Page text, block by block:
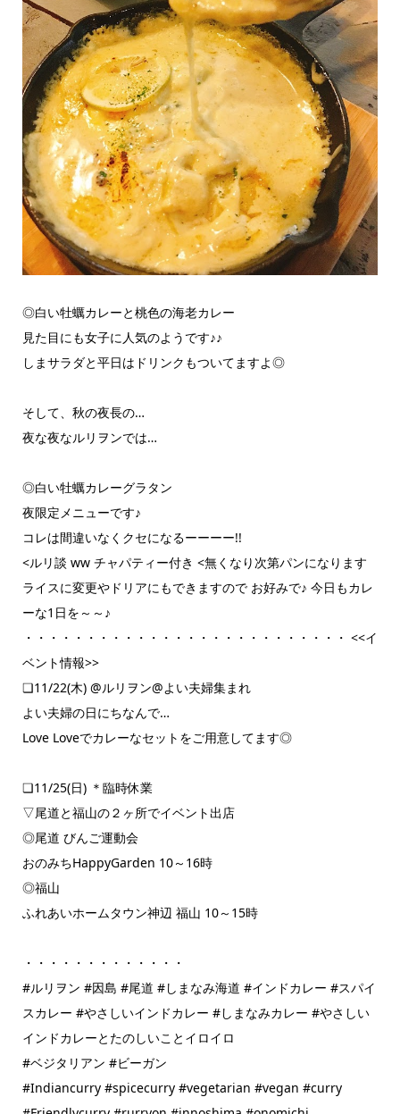
◎白い牡蠣カレーと桃色の海老カレー
見た目にも女子に人気のようです♪♪
しまサラダと平日はドリンクもついてますよ◎
そして、秋の夜長の…
夜な夜なルリヲンでは…
◎白い牡蠣カレーグラタン
夜限定メニューです♪
コレは間違いなくクセになるーーーー!!
<ルリ談 ww チャパティー付き <無くなり次第パンになります
ライスに変更やドリアにもできますので お好みで♪ 今日もカレ
ーな1日を～～♪
・・・・・・・・・・・・・・・・・・・・・・・・・・ <<イ
ベント情報>>
❏11/22(木) @ルリヲン@よい夫婦集まれ
よい夫婦の日にちなんで…
Love Loveでカレーなセットをご用意してます◎
❏11/25(日) ＊臨時休業
▽尾道と福山の２ヶ所でイベント出店
◎尾道 びんご運動会
おのみちHappyGarden 10～16時
◎福山
ふれあいホームタウン神辺 福山 10～15時
・・・・・・・・・・・・・
#ルリヲン #因島 #尾道 #しまなみ海道 #インドカレー #スパイ
スカレー #やさしいインドカレー #しまなみカレー #やさしい
インドカレーとたのしいことイロイロ
#ベジタリアン #ビーガン
#Indiancurry #spicecurry #vegetarian #vegan #curry